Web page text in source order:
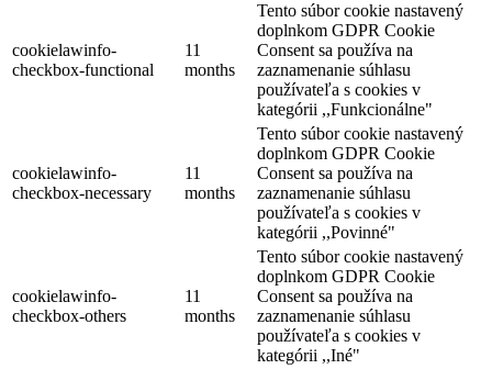
cookielawinfo-
checkbox-functional
11
months
Tento súbor cookie nastavený
doplnkom GDPR Cookie
Consent sa používa na
zaznamenanie súhlasu
používateľa s cookies v
kategórii ,,Funkcionálne"
cookielawinfo-
checkbox-necessary
11
months
Tento súbor cookie nastavený
doplnkom GDPR Cookie
Consent sa používa na
zaznamenanie súhlasu
používateľa s cookies v
kategórii ,,Povinné"
cookielawinfo-
checkbox-others
11
months
Tento súbor cookie nastavený
doplnkom GDPR Cookie
Consent sa používa na
zaznamenanie súhlasu
používateľa s cookies v
kategórii ,,Iné"